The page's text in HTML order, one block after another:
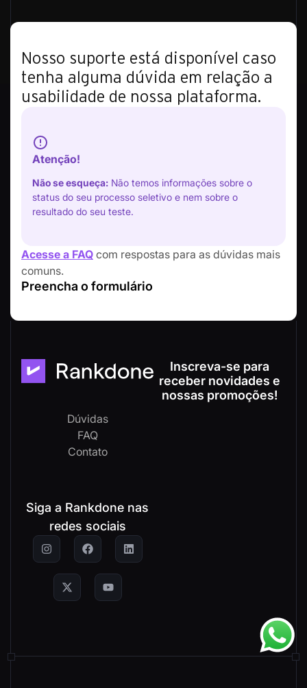
Nosso suporte está disponível caso
tenha alguma dúvida em relação a
usabilidade de nossa plataforma.
Atenção!
Não se esqueça: Não temos informações sobre o
status do seu processo seletivo e nem sobre o
resultado do seu teste.
Acesse a FAQ com respostas para as dúvidas mais
comuns.
Preencha o formulário
Dúvidas
FAQ
Contato
Siga a Rankdone nas
redes sociais
Inscreva-se para
receber novidades e
nossas promoções!